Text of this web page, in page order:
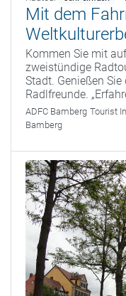
Mit dem
Kommen Sie mit
zweistündige
Stadt. Genießen
Radlfreunde.
ADFC Bamberg Tourist
Bamberg